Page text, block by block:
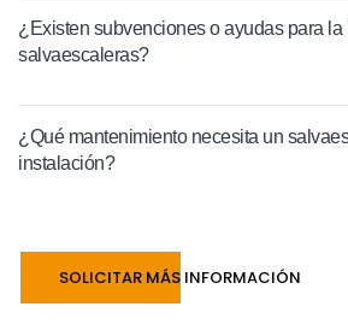
¿Existen subvenciones o ayudas para la
salvaescaleras?
¿Qué mantenimiento necesita un
instalación?
SOLICITAR MÁS INFORMACIÓN